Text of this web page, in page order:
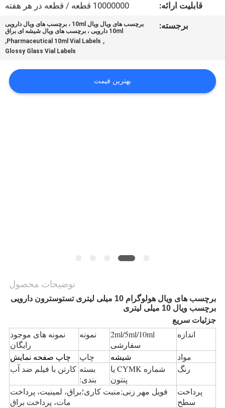
اخبار
قابلیت ارائه:
10000000 قطعه / قطعه در هر هفته
برجسته:
برچسب های ویال ویال 10ml ، برچسب های ویال دارویی
10ml دارویی ، برچسب های ویال شیشه ای براق
,
Pharmaceutical 10ml Vial Labels
,
Glossy Glass Vial Labels
بهترین قیمت
توضیحات محصول
برچسب های ویال هولوگرام 10 میلی لیتری تستوسترون دارویی
برچسب ویال 10 میلی لیتری
جزئیات سریع
اندازه
2ml/5ml/10ml
سفارشی
نمونه
نمونه های موجود
رایگان
مواد
شیشه چاپ
چاپ صفحه نمایش
رنگ
شماره CYMK یا
پنتون
بسته
بندی:
کارتن با فیلم ضد آب
پرداخت
سطح
فویل مهر زنی;منبت کاری؛براق، لمینیت، پرداخت
مات، پرداخت براق